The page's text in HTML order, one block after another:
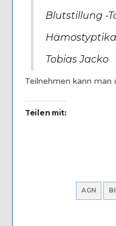
Blutstillung -
Hämostyptika
Tobias Jacko
Teilnehmen kann man
Teilen mit:
AGN